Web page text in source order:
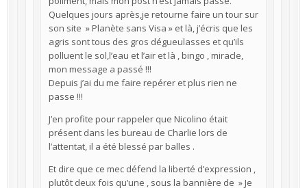
Quelques jours après,je retourne faire un tour sur
son site » Planète sans Visa » et là, j’écris que les
agris sont tous des gros dégueulasses et qu’ils
polluent le sol,l’eau et l’air et là , bingo , miracle,
mon message a passé !!!
Depuis j’ai du me faire repérer et plus rien ne
passe !!!
J’en profite pour rappeler que Nicolino était
présent dans les bureau de Charlie lors de
l’attentat, il a été blessé par balles .
Et dire que ce mec défend la liberté d’expression ,
plutôt deux fois qu’une , sous la bannière de » Je